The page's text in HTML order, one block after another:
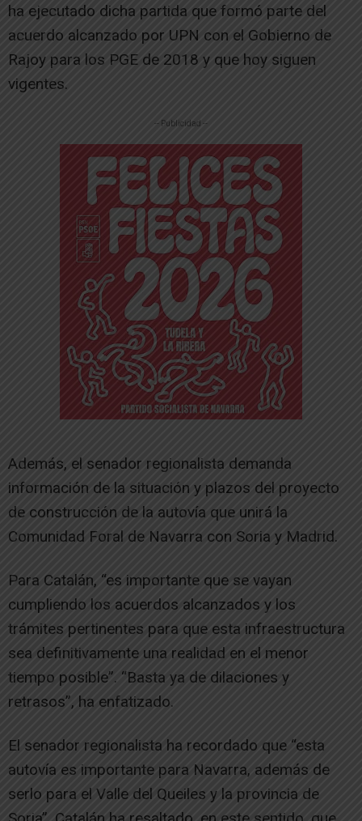
ha ejecutado dicha partida que formó parte del
acuerdo alcanzado por UPN con el Gobierno de
Rajoy para los PGE de 2018 y que hoy siguen
vigentes.
-- Publicidad --
Además, el senador regionalista demanda
información de la situación y plazos del proyecto
de construcción de la autovía que unirá la
Comunidad Foral de Navarra con Soria y Madrid.
Para Catalán, “es importante que se vayan
cumpliendo los acuerdos alcanzados y los
trámites pertinentes para que esta infraestructura
sea definitivamente una realidad en el menor
tiempo posible”. “Basta ya de dilaciones y
retrasos”, ha enfatizado.
El senador regionalista ha recordado que “esta
autovía es importante para Navarra, además de
serlo para el Valle del Queiles y la provincia de